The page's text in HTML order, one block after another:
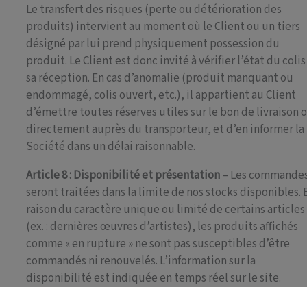
Le transfert des risques (perte ou détérioration des
produits) intervient au moment où le Client ou un tiers
désigné par lui prend physiquement possession du
produit. Le Client est donc invité à vérifier l’état du colis
sa réception. En cas d’anomalie (produit manquant ou
endommagé, colis ouvert, etc.), il appartient au Client
d’émettre toutes réserves utiles sur le bon de livraison
directement auprès du transporteur, et d’en informer la
Société dans un délai raisonnable.
Article 8 : Disponibilité et présentation– Les
seront traitées dans la limite de nos stocks disponibles.
raison du caractère unique ou limité de certains articles
(ex. : dernières œuvres d’artistes), les produits affichés
comme « en rupture » ne sont pas susceptibles d’être
commandés ni renouvelés. L’information sur la
disponibilité est indiquée en temps réel sur le site.